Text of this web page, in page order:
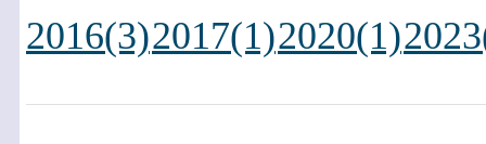
2016(3)2017(1)2020(1)